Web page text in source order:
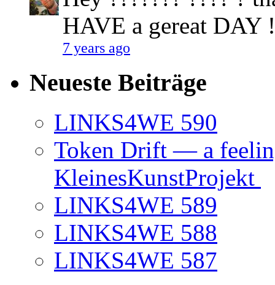
HAVE a gereat DAY
7 years ago
Neueste Beiträge
LINKS4WE 590
Token Drift — a
KleinesKunstProjekt
LINKS4WE 589
LINKS4WE 588
LINKS4WE 587